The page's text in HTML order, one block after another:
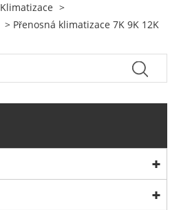
Klimatizace >
> Přenosná klimatizace 7K 9K 12K